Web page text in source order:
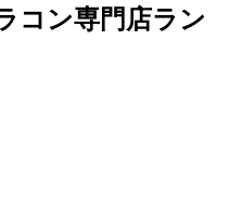
コン専門店ラン